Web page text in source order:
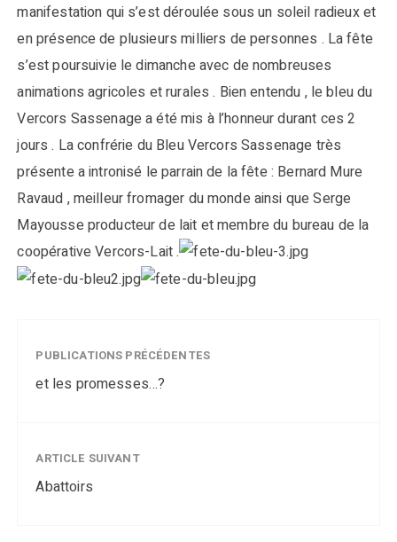
manifestation qui s’est déroulée sous un soleil radieux et
en présence de plusieurs milliers de personnes . La fête
s’est poursuivie le dimanche avec de nombreuses
animations agricoles et rurales . Bien entendu , le bleu du
Vercors Sassenage a été mis à l’honneur durant ces 2
jours . La confrérie du Bleu Vercors Sassenage très
présente a intronisé le parrain de la fête : Bernard Mure
Ravaud , meilleur fromager du monde ainsi que Serge
Mayousse producteur de lait et membre du bureau de la
coopérative Vercors-Lait .
PUBLICATIONS PRÉCÉDENTES
et les promesses…?
ARTICLE SUIVANT
Abattoirs